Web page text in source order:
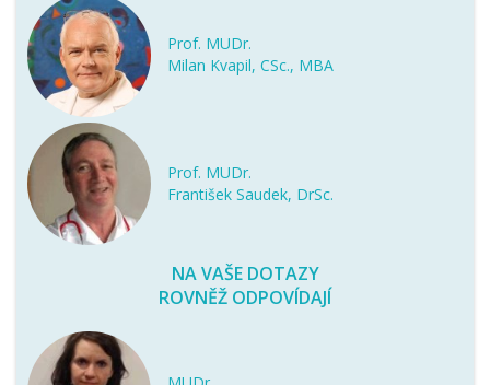
Prof. MUDr.
Milan Kvapil, CSc., MBA
Prof. MUDr.
František Saudek, DrSc.
NA VAŠE DOTAZY
ROVNĚŽ ODPOVÍDAJÍ